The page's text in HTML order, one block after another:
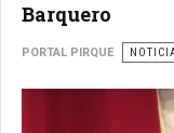
Barquero
PORTAL PIRQUE